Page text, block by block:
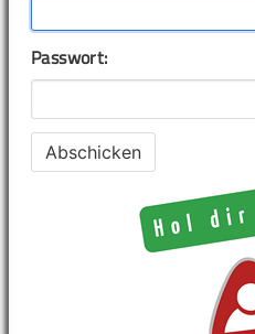
Passwort: